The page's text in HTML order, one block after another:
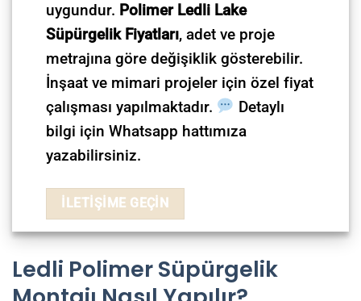
uygundur. Polimer Ledli Lake
Süpürgelik Fiyatları, adet ve proje
metrajına göre değişiklik gösterebilir.
İnşaat ve mimari projeler için özel fiyat
çalışması yapılmaktadır.
Detaylı
bilgi için Whatsapp hattımıza
yazabilirsiniz.
İLETİŞİME GEÇİN
Ledli Polimer Süpürgelik